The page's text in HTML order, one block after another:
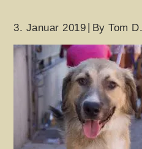
3. Januar 2019 ByTom D.